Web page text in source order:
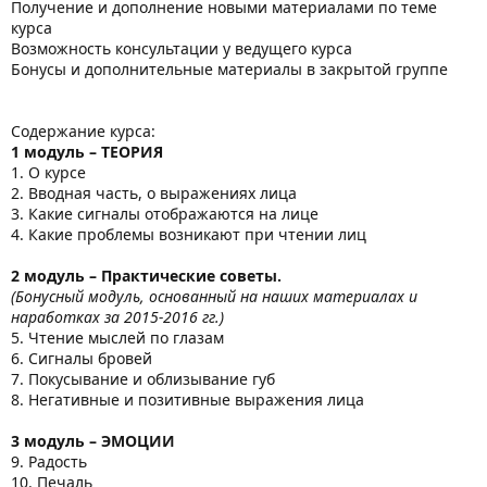
Получение и дополнение новыми материалами по теме
курса
Возможность консультации у ведущего курса
Бонусы и дополнительные материалы в закрытой группе
Содержание курса:
1 модуль – ТЕОРИЯ
1. О курсе
2. Вводная часть, о выражениях лица
3. Какие сигналы отображаются на лице
4. Какие проблемы возникают при чтении лиц
2 модуль – Практические советы.
(Бонусный модуль, основанный на наших материалах и
наработках за 2015-2016 гг.)
5. Чтение мыслей по глазам
6. Сигналы бровей
7. Покусывание и облизывание губ
8. Негативные и позитивные выражения лица
3 модуль – ЭМОЦИИ
9. Радость
10. Печаль